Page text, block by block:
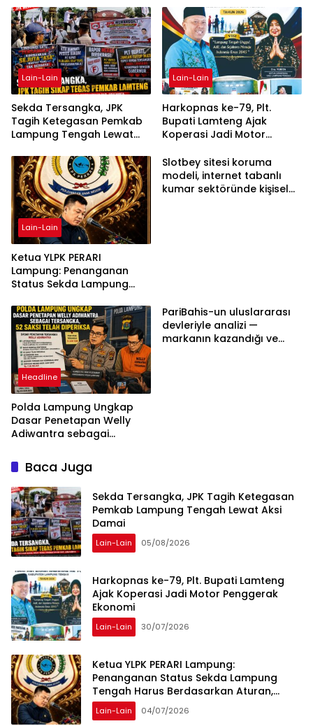
Lain-Lain
Sekda Tersangka, JPK
Tagih Ketegasan Pemkab
Lampung Tengah Lewat
Lain-Lain
Harkopnas ke-79, Plt.
Bupati Lamteng Ajak
Koperasi Jadi Motor
Lain-Lain
Ketua YLPK PERARI
Lampung: Penanganan
Status Sekda Lampung
Berdasarkan Aturan,
Bukan Tekanan Opini
Slotbey sitesi koruma
modeli, internet tabanlı
kumar sektöründe kişisel
Headline
Polda Lampung Ungkap
Dasar Penetapan Welly
Adiwantra sebagai
Diperiksa
PariBahis-un uluslararası
devleriyle analizi —
markanın kazandığı ve
Baca Juga
Sekda Tersangka, JPK Tagih Ketegasan
Pemkab Lampung Tengah Lewat Aksi
Damai
Lain-Lain 05/08/2026
Harkopnas ke-79, Plt. Bupati Lamteng
Ajak Koperasi Jadi Motor Penggerak
Ekonomi
Lain-Lain 30/07/2026
Ketua YLPK PERARI Lampung:
Penanganan Status Sekda Lampung
Tengah Harus Berdasarkan Aturan,
Bukan Tekanan Opini
Lain-Lain 04/07/2026